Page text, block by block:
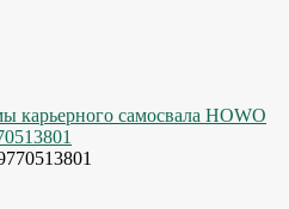
карьерного самосвала HOWO